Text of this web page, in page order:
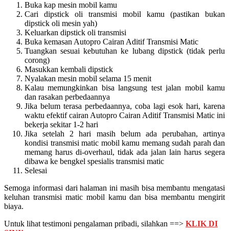
Buka kap mesin mobil kamu
Cari dipstick oli transmisi mobil kamu (pastikan bukan
dipstick oli mesin yah)
Keluarkan dipstick oli transmisi
Buka kemasan Autopro Cairan Aditif Transmisi Matic
Tuangkan sesuai kebutuhan ke lubang dipstick (tidak perlu
corong)
Masukkan kembali dipstick
Nyalakan mesin mobil selama 15 menit
Kalau memungkinkan bisa langsung test jalan mobil kamu
dan rasakan perbedaannya
Jika belum terasa perbedaannya, coba lagi esok hari, karena
waktu efektif cairan Autopro Cairan Aditif Transmisi Matic ini
bekerja sekitar 1-2 hari
Jika setelah 2 hari masih belum ada perubahan, artinya
kondisi transmisi matic mobil kamu memang sudah parah dan
memang harus di-overhaul, tidak ada jalan lain harus segera
dibawa ke bengkel spesialis transmisi matic
Selesai
Semoga informasi dari halaman ini masih bisa membantu mengatasi
keluhan transmisi matic mobil kamu dan bisa membantu mengirit
biaya.
Untuk lihat testimoni pengalaman pribadi, silahkan ==> KLIK DI